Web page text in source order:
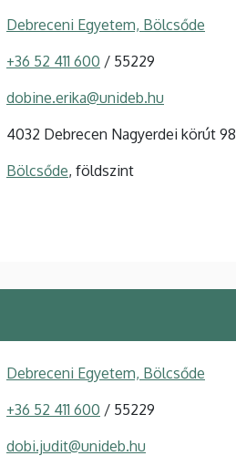
Debreceni Egyetem, Bölcsőde
+36 52 411 600 / 55229
dobine.erika@unideb.hu
4032 Debrecen Nagyerdei körút 98
Bölcsőde, földszint
Debreceni Egyetem, Bölcsőde
+36 52 411 600 / 55229
dobi.judit@unideb.hu